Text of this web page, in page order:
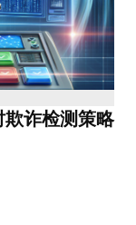
诈检测策略